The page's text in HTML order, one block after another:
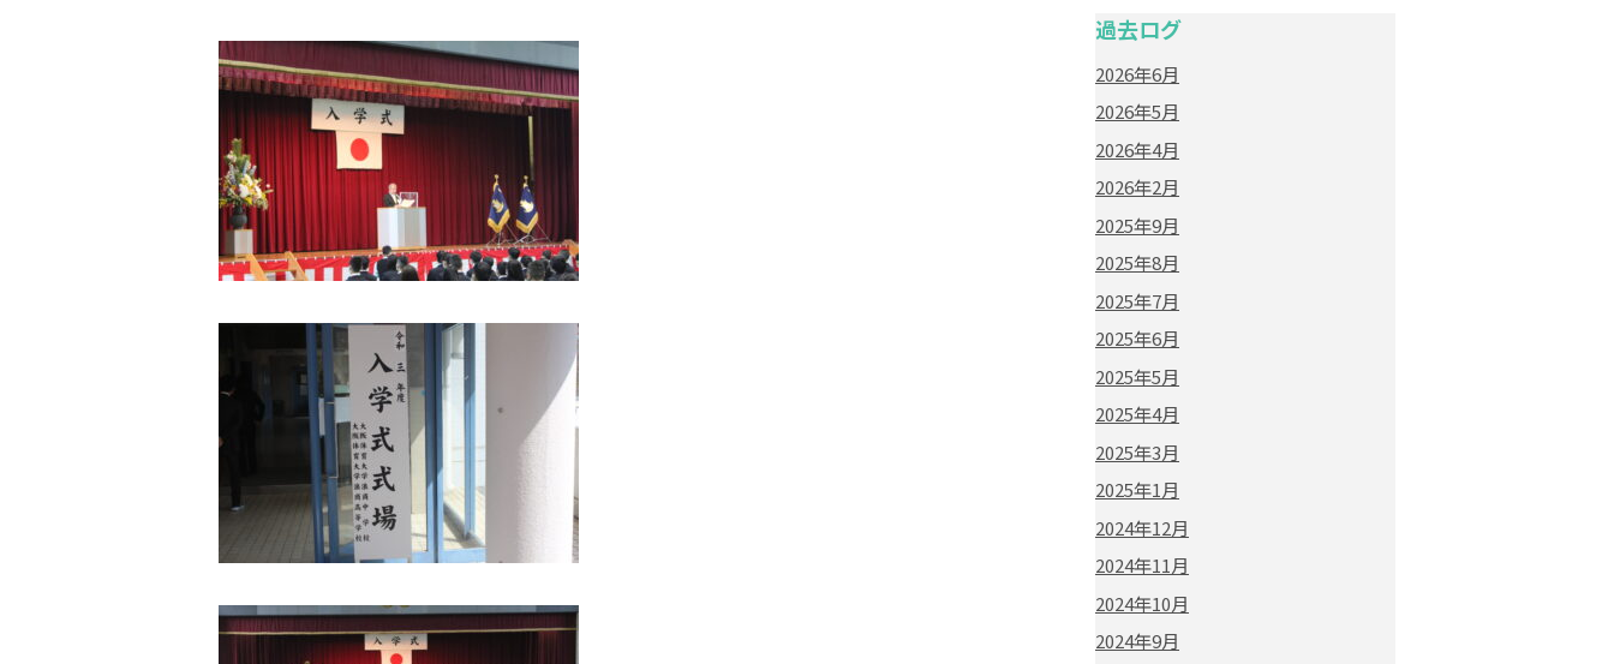
過去ログ
2026年6月
2026年5月
2026年4月
2026年2月
2025年9月
2025年8月
2025年7月
2025年6月
2025年5月
2025年4月
2025年3月
2025年1月
2024年12月
2024年11月
2024年10月
2024年9月